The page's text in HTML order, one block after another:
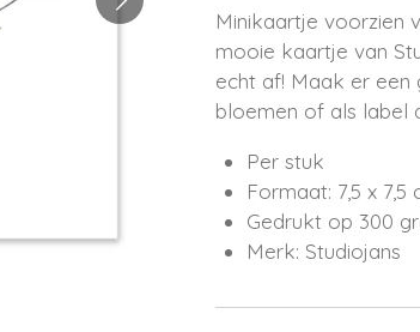
Minikaartje voorzien
mooie kaartje van
echt af! Maak er een
bloemen of als label
Per stuk
Formaat: 7,5 x 7,5
Gedrukt op 300
Merk: Studiojans